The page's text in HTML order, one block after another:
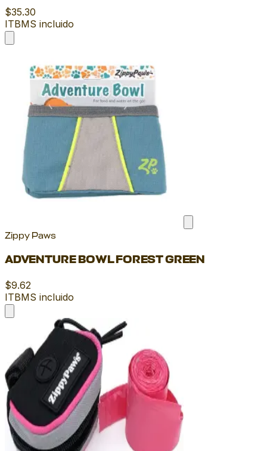
$35.30
ITBMS incluido
Zippy Paws
ADVENTURE BOWL FOREST GREEN
$9.62
ITBMS incluido